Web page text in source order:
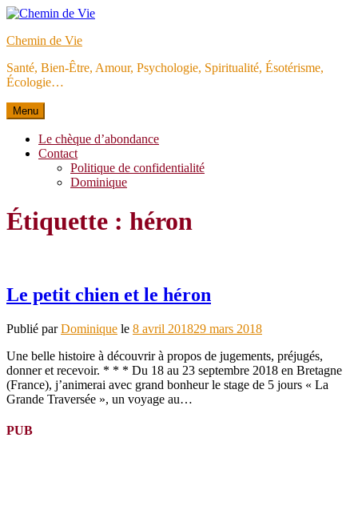
Aller
contenu
Chemin de Vie
Santé, Bien-Être, Amour, Psychologie, Spiritualité, Ésotérisme,
Écologie…
Menu
Le chèque d’abondance
Contact
Politique de confidentialité
Dominique
Étiquette : héron
Le petit chien et le héron
Publié parDominique le 8 avril 201829 mars 2018
Une belle histoire à découvrir à propos de jugements, préjugés,
donner et recevoir. * * * Du 18 au 23 septembre 2018 en Bretagne
(France), j’animerai avec grand bonheur le stage de 5 jours « La
Grande Traversée », un voyage au…
PUB